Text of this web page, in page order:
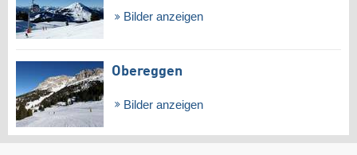
Bilder anzeigen
Obereggen
Bilder anzeigen